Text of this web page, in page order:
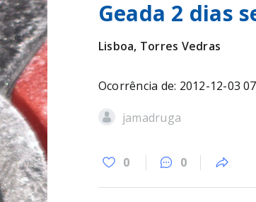
Geada 2 dias
Lisboa, Torres Vedras
Ocorrência de: 2012-12-03
jamadruga
0 0